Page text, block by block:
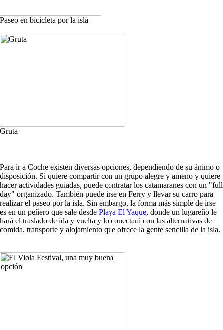
Paseo en bicicleta por la isla
Gruta
Para ir a Coche existen diversas opciones, dependiendo de su ánimo o
disposición. Si quiere compartir con un grupo alegre y ameno y quiere
hacer actividades guiadas, puede contratar los catamaranes con un "full
day" organizado. También puede irse en Ferry y llevar su carro para
realizar el paseo por la isla. Sin embargo, la forma más simple de irse
es en un peñero que sale desde Playa El Yaque, donde un lugareño le
hará el traslado de ida y vuelta y lo conectará con las alternativas de
comida, transporte y alojamiento que ofrece la gente sencilla de la isla.